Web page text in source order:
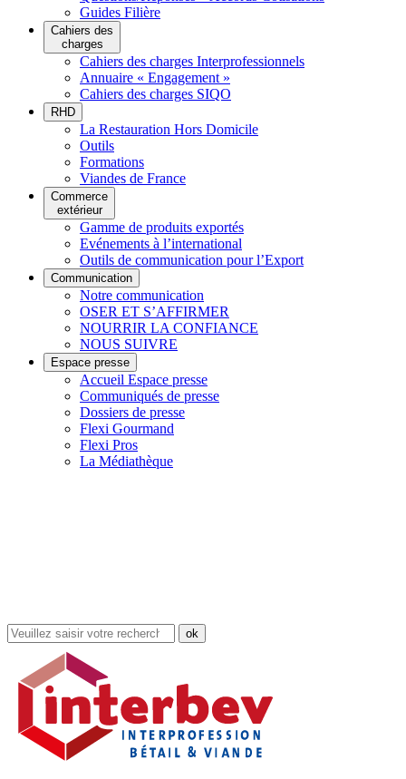
Guides Filière
Cahiers des
charges
Cahiers des charges Interprofessionnels
Annuaire « Engagement »
Cahiers des charges SIQO
RHD
La Restauration Hors Domicile
Outils
Formations
Viandes de France
Commerce
extérieur
Gamme de produits exportés
Evénements à l’international
Outils de communication pour l’Export
Communication
Notre communication
OSER ET S’AFFIRMER
NOURRIR LA CONFIANCE
NOUS SUIVRE
Espace presse
Accueil Espace presse
Communiqués de presse
Dossiers de presse
Flexi Gourmand
Flexi Pros
La Médiathèque
Rechercher
dans
site